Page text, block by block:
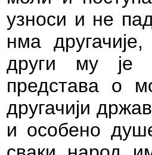
узноси и не
нма
други му је
представа о
другачији
и особено